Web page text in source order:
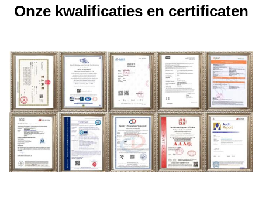
Onze kwalificaties en certificaten